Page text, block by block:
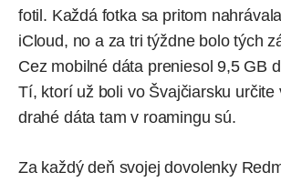
fotil. Každá fotka sa pritom
iCloud, no a za tri týždne bolo tých
Cez mobilné dáta preniesol 9,5 GB
Tí, ktorí už boli vo Švajčiarsku určite
drahé dáta tam v roamingu sú.
Za každý deň svojej dovolenky